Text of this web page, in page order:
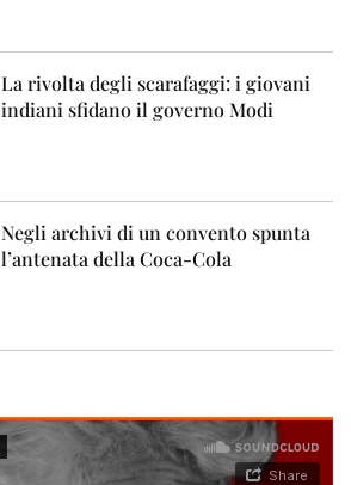
La rivolta degli scarafaggi: i giovani
indiani sfidano il governo Modi
Negli archivi di un convento spunta
l’antenata della Coca-Cola